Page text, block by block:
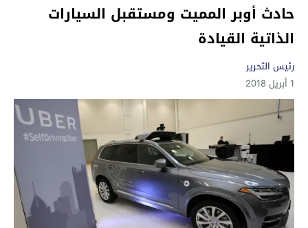
حادث أوبر المميت ومستقبل السيارات
الذاتية القيادة
رئيس التحرير
1 أبريل 2018